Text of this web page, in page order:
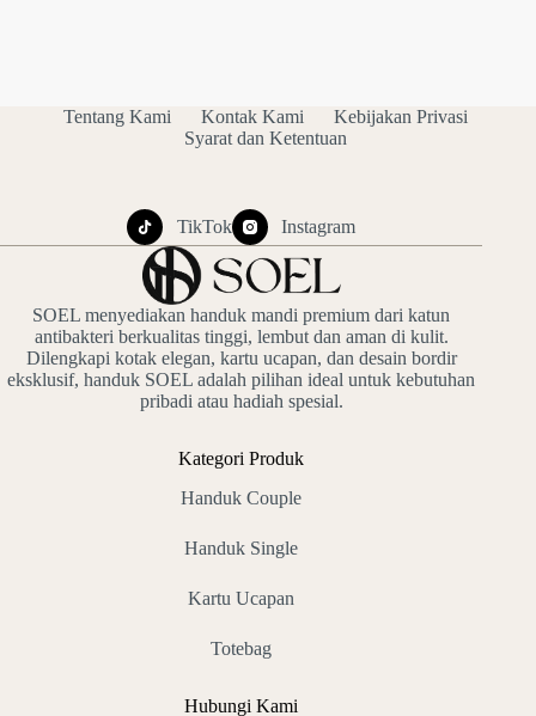
Tentang Kami Kontak Kami
Kebijakan Privasi
Syarat dan Ketentuan
TikTok Instagram
SOEL menyediakan handuk mandi premium dari katun
antibakteri berkualitas tinggi, lembut dan aman di kulit.
Dilengkapi kotak elegan, kartu ucapan, dan desain bordir
eksklusif, handuk SOEL adalah pilihan ideal untuk kebutuhan
pribadi atau hadiah spesial.
Kategori Produk
Handuk Couple
Handuk Single
Kartu Ucapan
Totebag
Hubungi Kami